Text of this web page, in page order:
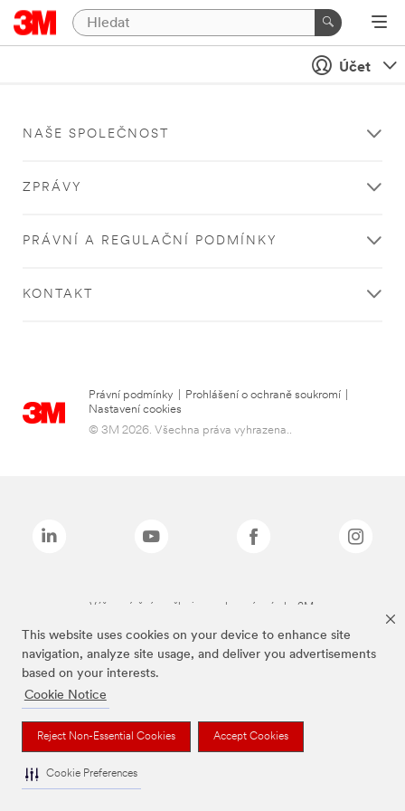
This website uses cookies on your device to enhance site
navigation, analyze site usage, and deliver you advertisements
based on your interests.
Cookie Notice
Reject Non-Essential Cookies Accept Cookies
Cookie Preferences
Účet
NAŠE SPOLEČNOST
ZPRÁVY
PRÁVNÍ A REGULAČNÍ PODMÍNKY
KONTAKT
Právní podmínky Prohlášení o ochraně soukromí
Nastavení cookies
© 3M 2026. Všechna práva vyhrazena..
Výše zmíněné značky jsou ochranné známky 3M.